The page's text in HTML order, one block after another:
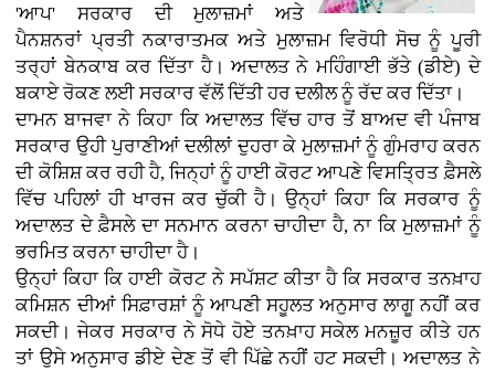
'ਆਪ' ਸਰਕਾਰ ਦੀ ਮੁਲਾਜ਼ਮਾਂ ਅਤੇ
ਪੈਨਸ਼ਨਰਾਂ ਪ੍ਰਤੀ ਨਕਾਰਾਤਮਕ ਅਤੇ ਮੁਲਾਜ਼ਮ ਵਿਰੋਧੀ ਸੋਚ ਨੂੰ ਪੂਰੀ
ਤਰ੍ਹਾਂ ਬੇਨਕਾਬ ਕਰ ਦਿੱਤਾ ਹੈ। ਅਦਾਲਤ ਨੇ ਮਹਿੰਗਾਈ ਭੱਤੇ (ਡੀਏ) ਦੇ
ਬਕਾਏ ਰੋਕਣ ਲਈ ਸਰਕਾਰ ਵੱਲੋਂ ਦਿੱਤੀ ਹਰ ਦਲੀਲ ਨੂੰ ਰੱਦ ਕਰ ਦਿੱਤਾ।
ਦਾਮਨ ਬਾਜਵਾ ਨੇ ਕਿਹਾ ਕਿ ਅਦਾਲਤ ਵਿੱਚ ਹਾਰ ਤੋਂ ਬਾਅਦ ਵੀ ਪੰਜਾਬ
ਸਰਕਾਰ ਉਹੀ ਪੁਰਾਣੀਆਂ ਦਲੀਲਾਂ ਦੁਹਰਾ ਕੇ ਮੁਲਾਜ਼ਮਾਂ ਨੂੰ ਗੁੰਮਰਾਹ ਕਰਨ
ਦੀ ਕੋਸ਼ਿਸ਼ ਕਰ ਰਹੀ ਹੈ, ਜਿਨ੍ਹਾਂ ਨੂੰ ਹਾਈ ਕੋਰਟ ਆਪਣੇ ਵਿਸਤ੍ਰਿਤ ਫ਼ੈਸਲੇ
ਵਿੱਚ ਪਹਿਲਾਂ ਹੀ ਖਾਰਜ ਕਰ ਚੁੱਕੀ ਹੈ। ਉਨ੍ਹਾਂ ਕਿਹਾ ਕਿ ਸਰਕਾਰ ਨੂੰ
ਅਦਾਲਤ ਦੇ ਫ਼ੈਸਲੇ ਦਾ ਸਨਮਾਨ ਕਰਨਾ ਚਾਹੀਦਾ ਹੈ, ਨਾ ਕਿ ਮੁਲਾਜ਼ਮਾਂ ਨੂੰ
ਭਰਮਿਤ ਕਰਨਾ ਚਾਹੀਦਾ ਹੈ।
ਉਨ੍ਹਾਂ ਕਿਹਾ ਕਿ ਹਾਈ ਕੋਰਟ ਨੇ ਸਪੱਸ਼ਟ ਕੀਤਾ ਹੈ ਕਿ ਸਰਕਾਰ ਤਨਖ਼ਾਹ
ਕਮਿਸ਼ਨ ਦੀਆਂ ਸਿਫ਼ਾਰਸ਼ਾਂ ਨੂੰ ਆਪਣੀ ਸਹੂਲਤ ਅਨੁਸਾਰ ਲਾਗੂ ਨਹੀਂ ਕਰ
ਸਕਦੀ। ਜੇਕਰ ਸਰਕਾਰ ਨੇ ਸੋਧੇ ਹੋਏ ਤਨਖ਼ਾਹ ਸਕੇਲ ਮਨਜ਼ੂਰ ਕੀਤੇ ਹਨ
ਤਾਂ ਉਸੇ ਅਨੁਸਾਰ ਡੀਏ ਦੇਣ ਤੋਂ ਵੀ ਪਿੱਛੇ ਨਹੀਂ ਹਟ ਸਕਦੀ। ਅਦਾਲਤ ਨੇ